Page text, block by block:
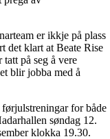
er ikkje på plass
det klart at Beate Rise
på seg å vere
blir jobba med å
for både
søndag 12.
klokka 19.30.